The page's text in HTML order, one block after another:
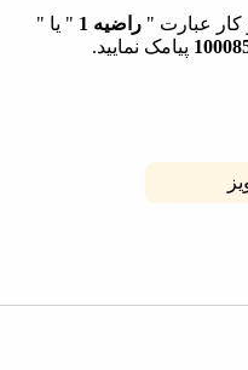
"راضیه 1
" یا "
نمایید.